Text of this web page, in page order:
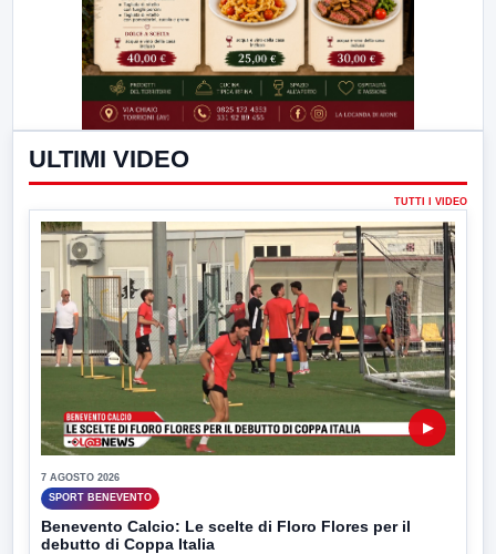
ULTIMI VIDEO
TUTTI I VIDEO
▶
7 AGOSTO 2026
SPORT BENEVENTO
Benevento Calcio: Le scelte di Floro Flores per il
debutto di Coppa Italia